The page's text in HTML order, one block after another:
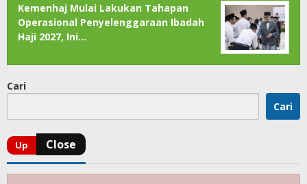
Kemenhaj Mulai Lakukan Tahapan
Operasional Penyelenggaraan Ibadah
Haji 2027, Ini…
Cari
Cari